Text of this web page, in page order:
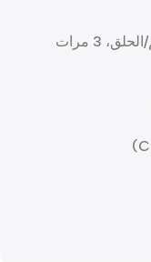
يُستخدم عادةً عبر رش 4 بخات في الفم/الحلق، 3 مرات